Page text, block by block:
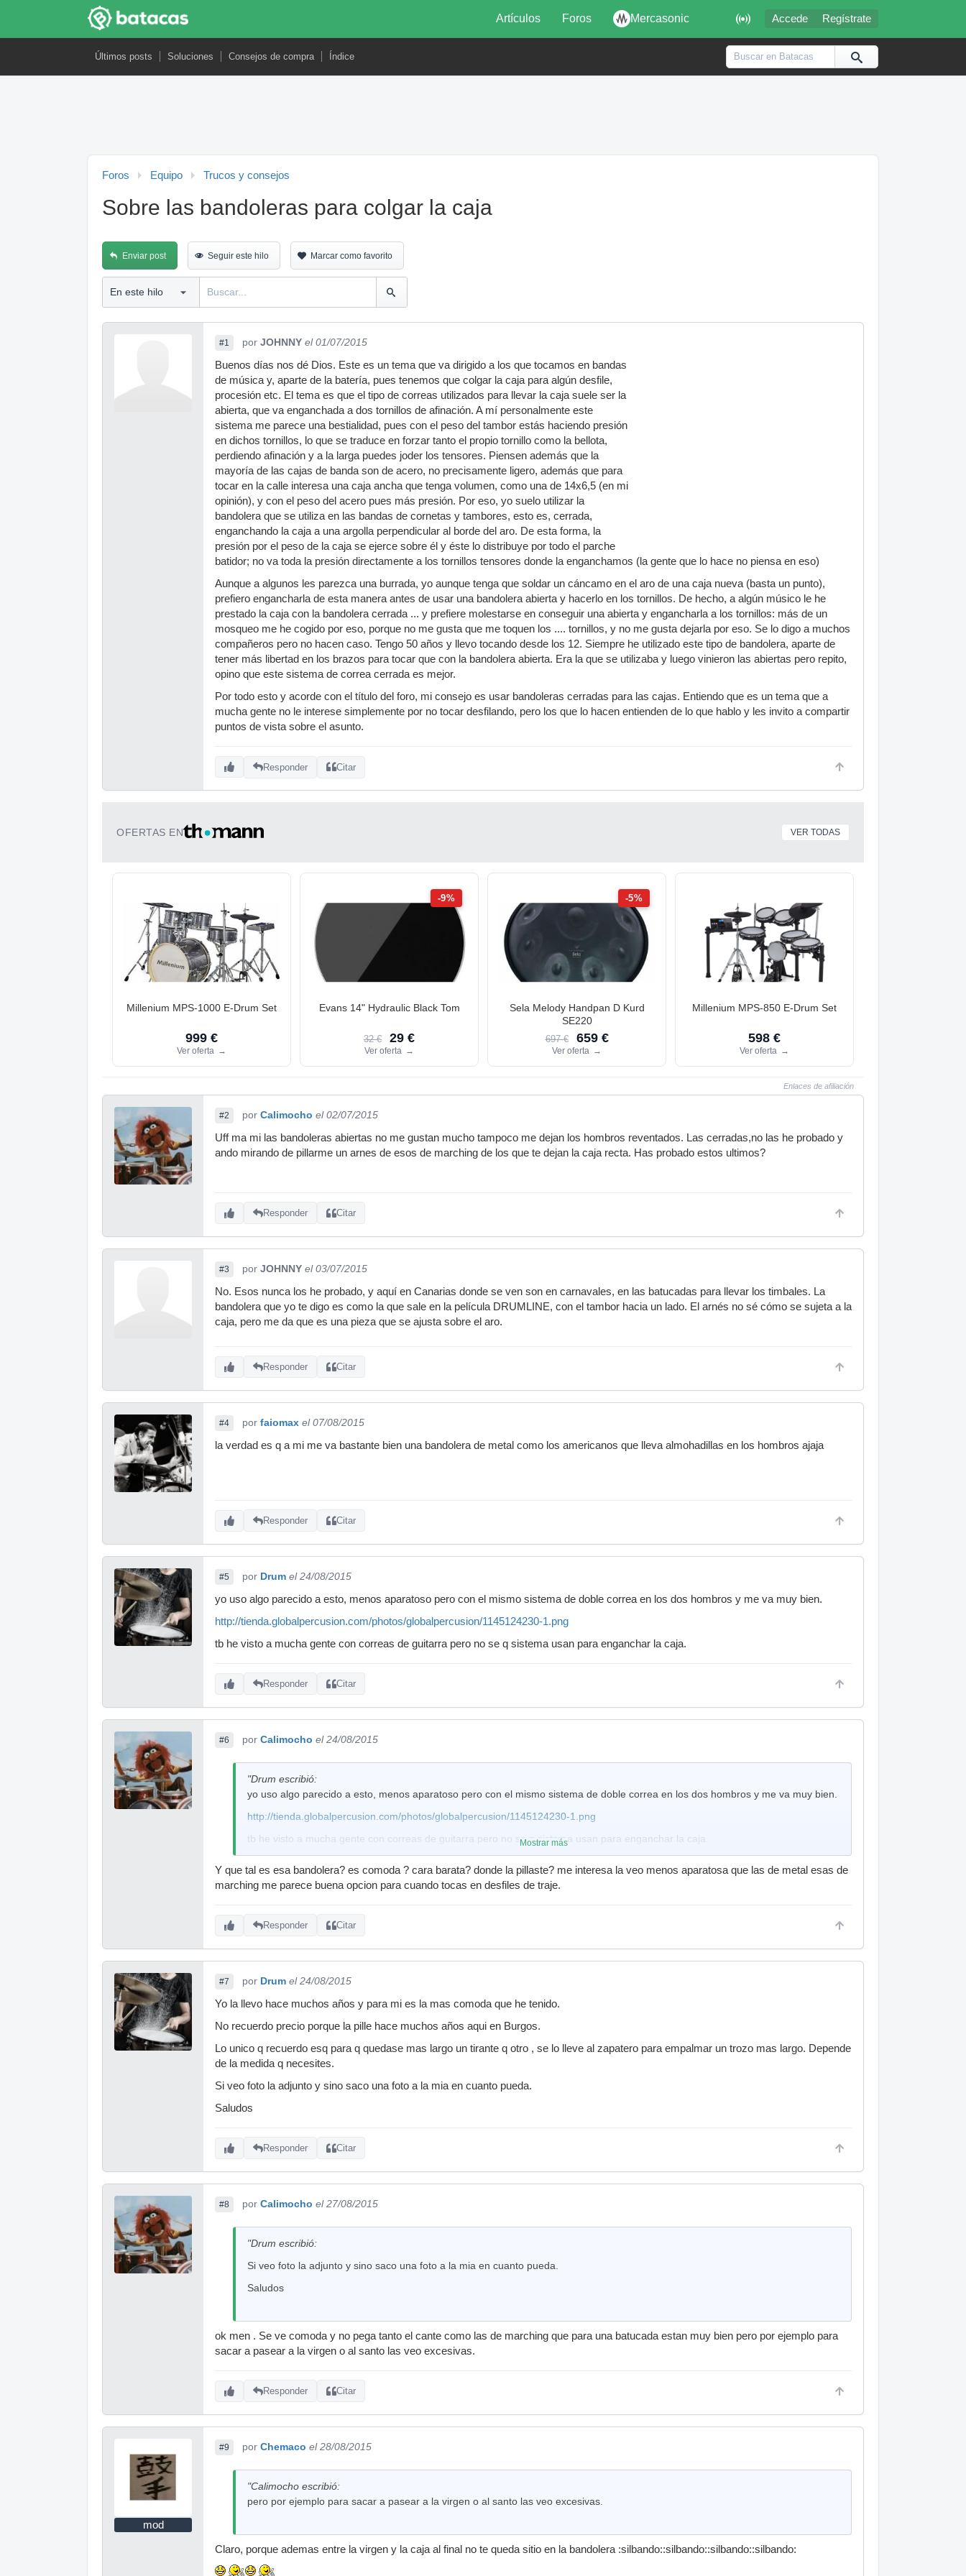
 Accede Regístrate
Artículos Foros Mercasonic
Últimos posts Soluciones Consejos de compra Índice
Foros Equipo Trucos y consejos
Sobre las bandoleras para colgar la caja
Enviar post Seguir este hilo Marcar como favorito
#1 por JOHNNY el 01/07/2015
Buenos días nos dé Dios. Este es un tema que va dirigido a los que tocamos en bandas
de música y, aparte de la batería, pues tenemos que colgar la caja para algún desfile,
procesión etc. El tema es que el tipo de correas utilizados para llevar la caja suele ser la
abierta, que va enganchada a dos tornillos de afinación. A mí personalmente este
sistema me parece una bestialidad, pues con el peso del tambor estás haciendo presión
en dichos tornillos, lo que se traduce en forzar tanto el propio tornillo como la bellota,
perdiendo afinación y a la larga puedes joder los tensores. Piensen además que la
mayoría de las cajas de banda son de acero, no precisamente ligero, además que para
tocar en la calle interesa una caja ancha que tenga volumen, como una de 14x6,5 (en mi
opinión), y con el peso del acero pues más presión. Por eso, yo suelo utilizar la
bandolera que se utiliza en las bandas de cornetas y tambores, esto es, cerrada,
enganchando la caja a una argolla perpendicular al borde del aro. De esta forma, la
presión por el peso de la caja se ejerce sobre él y éste lo distribuye por todo el parche
batidor; no va toda la presión directamente a los tornillos tensores donde la enganchamos (la gente que lo hace no piensa en eso)
Aunque a algunos les parezca una burrada, yo aunque tenga que soldar un cáncamo en el aro de una caja nueva (basta un punto),
prefiero engancharla de esta manera antes de usar una bandolera abierta y hacerlo en los tornillos. De hecho, a algún músico le he
prestado la caja con la bandolera cerrada ... y prefiere molestarse en conseguir una abierta y engancharla a los tornillos: más de un
mosqueo me he cogido por eso, porque no me gusta que me toquen los .... tornillos, y no me gusta dejarla por eso. Se lo digo a muchos
compañeros pero no hacen caso. Tengo 50 años y llevo tocando desde los 12. Siempre he utilizado este tipo de bandolera, aparte de
tener más libertad en los brazos para tocar que con la bandolera abierta. Era la que se utilizaba y luego vinieron las abiertas pero repito,
opino que este sistema de correa cerrada es mejor.
Por todo esto y acorde con el título del foro, mi consejo es usar bandoleras cerradas para las cajas. Entiendo que es un tema que a
mucha gente no le interese simplemente por no tocar desfilando, pero los que lo hacen entienden de lo que hablo y les invito a compartir
puntos de vista sobre el asunto.
Responder Citar
OFERTAS EN VER TODAS
Millenium MPS-1000 E-Drum Set
999 €
Ver oferta →
-9%
Evans 14" Hydraulic Black Tom
32 € 29 €
Ver oferta →
-5%
Sela Melody Handpan D Kurd
SE220
697 € 659 €
Ver oferta →
Millenium MPS-850 E-Drum Set
598 €
Ver oferta →
Enlaces de afiliación
#2 por Calimocho el 02/07/2015
Uff ma mi las bandoleras abiertas no me gustan mucho tampoco me dejan los hombros reventados. Las cerradas,no las he probado y
ando mirando de pillarme un arnes de esos de marching de los que te dejan la caja recta. Has probado estos ultimos?
Responder Citar
#3 por JOHNNY el 03/07/2015
No. Esos nunca los he probado, y aquí en Canarias donde se ven son en carnavales, en las batucadas para llevar los timbales. La
bandolera que yo te digo es como la que sale en la película DRUMLINE, con el tambor hacia un lado. El arnés no sé cómo se sujeta a la
caja, pero me da que es una pieza que se ajusta sobre el aro.
Responder Citar
#4 por faiomax el 07/08/2015
la verdad es q a mi me va bastante bien una bandolera de metal como los americanos que lleva almohadillas en los hombros ajaja
Responder Citar
#5 por Drum el 24/08/2015
yo uso algo parecido a esto, menos aparatoso pero con el mismo sistema de doble correa en los dos hombros y me va muy bien.
http://tienda.globalpercusion.com/photos/globalpercusion/1145124230-1.png
tb he visto a mucha gente con correas de guitarra pero no se q sistema usan para enganchar la caja.
Responder Citar
#6 por Calimocho el 24/08/2015
"Drum escribió:
yo uso algo parecido a esto, menos aparatoso pero con el mismo sistema de doble correa en los dos hombros y me va muy bien.
http://tienda.globalpercusion.com/photos/globalpercusion/1145124230-1.png
tb he visto a mucha gente con correas de guitarra pero no se q sistema usan para enganchar la caja.
Mostrar más
Y que tal es esa bandolera? es comoda ? cara barata? donde la pillaste? me interesa la veo menos aparatosa que las de metal esas de
marching me parece buena opcion para cuando tocas en desfiles de traje.
Responder Citar
#7 por Drum el 24/08/2015
Yo la llevo hace muchos años y para mi es la mas comoda que he tenido.
No recuerdo precio porque la pille hace muchos años aqui en Burgos.
Lo unico q recuerdo esq para q quedase mas largo un tirante q otro , se lo lleve al zapatero para empalmar un trozo mas largo. Depende
de la medida q necesites.
Si veo foto la adjunto y sino saco una foto a la mia en cuanto pueda.
Saludos
Responder Citar
#8 por Calimocho el 27/08/2015
"Drum escribió:
Si veo foto la adjunto y sino saco una foto a la mia en cuanto pueda.
Saludos
ok men . Se ve comoda y no pega tanto el cante como las de marching que para una batucada estan muy bien pero por ejemplo para
sacar a pasear a la virgen o al santo las veo excesivas.
Responder Citar
mod
#9 por Chemaco el 28/08/2015
"Calimocho escribió:
pero por ejemplo para sacar a pasear a la virgen o al santo las veo excesivas.
Claro, porque ademas entre la virgen y la caja al final no te queda sitio en la bandolera :silbando::silbando::silbando::silbando: